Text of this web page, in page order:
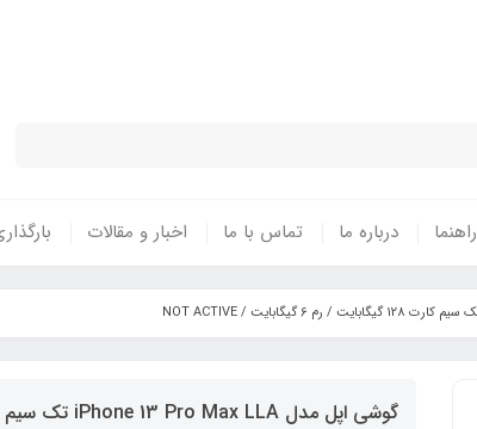
راهنما درباره ما تماس با ما اخبار و مقالات